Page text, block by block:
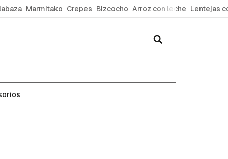
Marmitako Crepes Bizcocho Arroz con leche Lentejas